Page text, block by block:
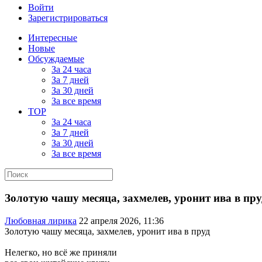
Войти
Зарегистрироваться
Интересные
Новые
Обсуждаемые
За 24 часа
За 7 дней
За 30 дней
За все время
TOP
За 24 часа
За 7 дней
За 30 дней
За все время
Золотую чашу месяца, захмелев, уронит ива в
Любовная лирика 22 апреля 2026, 11:36
Золотую чашу месяца, захмелев, уронит ива в пруд
Нелегко, но всё же приняли